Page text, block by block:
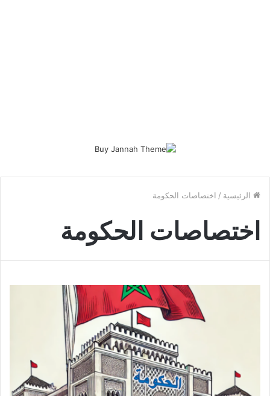
الرئيسية / اختصاصات الحكومة
اختصاصات الحكومة